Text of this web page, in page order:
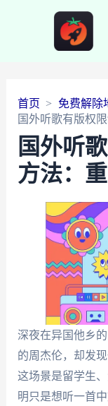
首页
免费解除
国外听歌有版权
国外听
方法：
深夜在异国他乡
的周杰伦，却发
这场景是留学生
明只是想听一首